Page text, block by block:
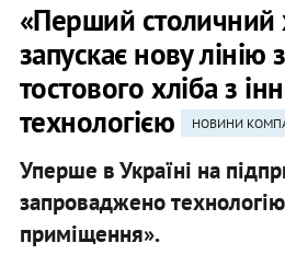
«Перший столичний
запускає нову
тостового хліба з
технологією
НОВИНИ
Уперше в Україні на
запроваджено
приміщення».